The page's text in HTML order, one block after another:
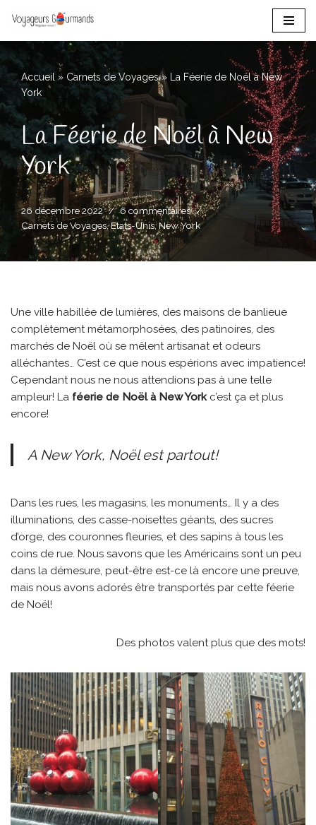
Aller
au
contenu
Accueil » Carnets de Voyages»
La Féerie de Noël à New
York
La Féerie de Noël à New
York
26 décembre 2022
6 commentaires
Carnets de Voyages,Etats-Unis,New York
Une ville habillée de lumières, des maisons de banlieue
complètement métamorphosées, des patinoires, des
marchés de Noël où se mêlent artisanat et odeurs
alléchantes… C’est ce que nous espérions avec impatience!
Cependant nous ne nous attendions pas à une telle
ampleur! La féerie de Noël à New Yorkc’est ça et plus
encore!
A New York, Noël est partout!
Dans les rues, les magasins, les monuments… Il y a des
illuminations, des casse-noisettes géants, des sucres
d’orge, des couronnes fleuries, et des sapins à tous les
coins de rue. Nous savons que les Américains sont un peu
dans la démesure, peut-être est-ce là encore une preuve,
mais nous avons adorés être transportés par cette féerie
de Noël!
Des photos valent plus que des mots!